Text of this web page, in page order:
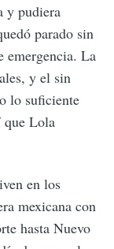
y pudiera
parado sin
emergencia. La
y el sin
lo suficiente
que Lola
en los
mexicana con
hasta Nuevo